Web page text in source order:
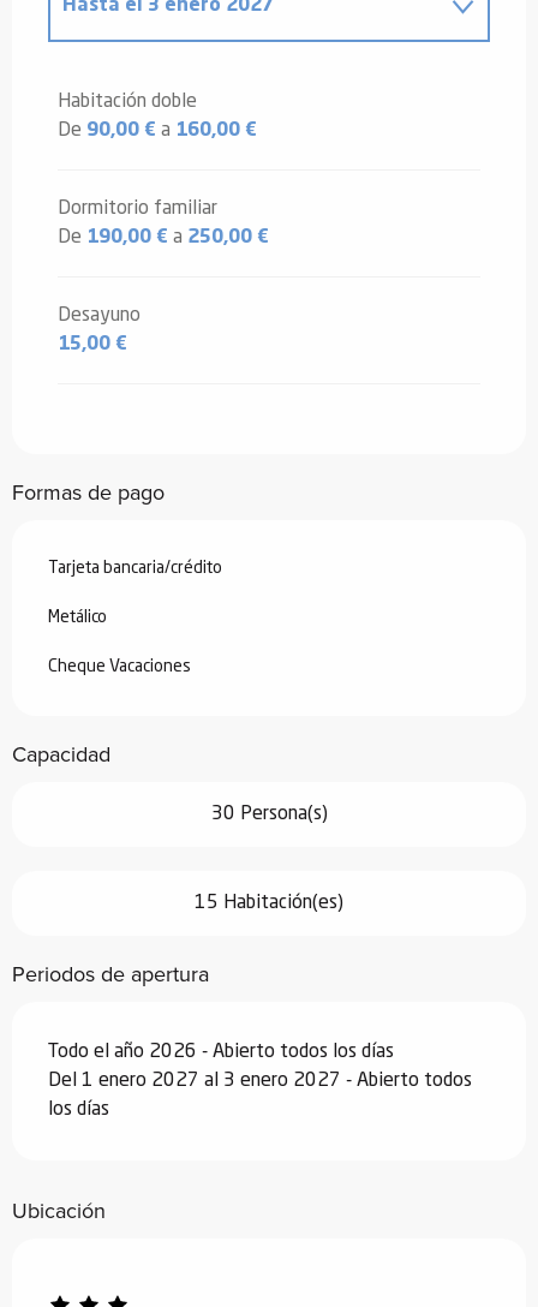
Hasta el 3 enero 2027
Habitación doble
De 90,00 € a 160,00 €
Dormitorio familiar
De 190,00 € a 250,00 €
Desayuno
15,00 €
Formas de pago
Tarjeta bancaria/crédito
Metálico
Cheque Vacaciones
Capacidad
30 Persona(s)
15 Habitación(es)
Periodos de apertura
Todo el año 2026 - Abierto todos los días
Del 1 enero 2027 al 3 enero 2027 - Abierto todos
los días
Ubicación